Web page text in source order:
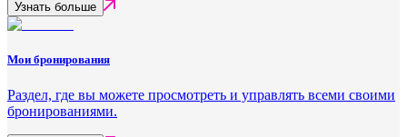
Узнать больше
Мои бронирования
Раздел, где вы можете просмотреть и управлять всеми своими
бронированиями.